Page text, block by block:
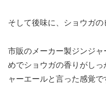
そして後味に、ショウガの
市販のメーカー製ジンジャ
めでショウガの香りがし
ャーエールと言った感覚で